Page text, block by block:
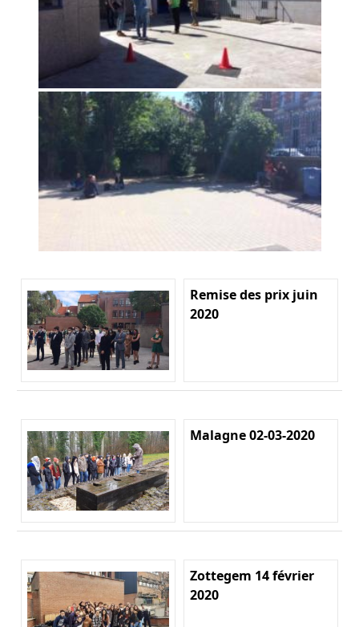
Remise des prix juin
2020
Malagne 02-03-2020
Zottegem 14 février
2020